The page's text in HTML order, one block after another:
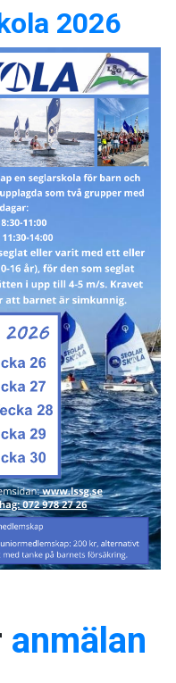
2026
anmälan